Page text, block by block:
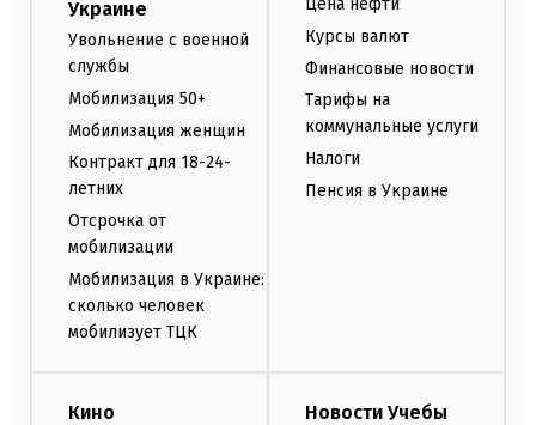
Украине
Увольнение с военной
службы
Мобилизация 50+
Мобилизация женщин
Контракт для 18-24-
летних
Отсрочка от
мобилизации
Мобилизация в Украине:
сколько человек
мобилизует ТЦК
Цена нефти
Курсы валют
Финансовые новости
Тарифы на
коммунальные услуги
Налоги
Пенсия в Украине
Кино Новости Учебы